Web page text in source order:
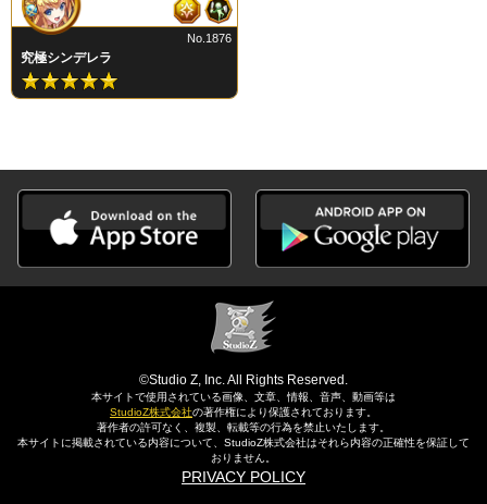
究極シンデレラ
No.1876
©Studio Z, Inc. All Rights Reserved.
本サイトで使用されている画像、文章、情報、音声、動画等は
StudioZ株式会社の著作権により保護されております。
著作者の許可なく、複製、転載等の行為を禁止いたします。
本サイトに掲載されている内容について、StudioZ株式会社はそれら内容の正確性を保証して
おりません。
PRIVACY POLICY